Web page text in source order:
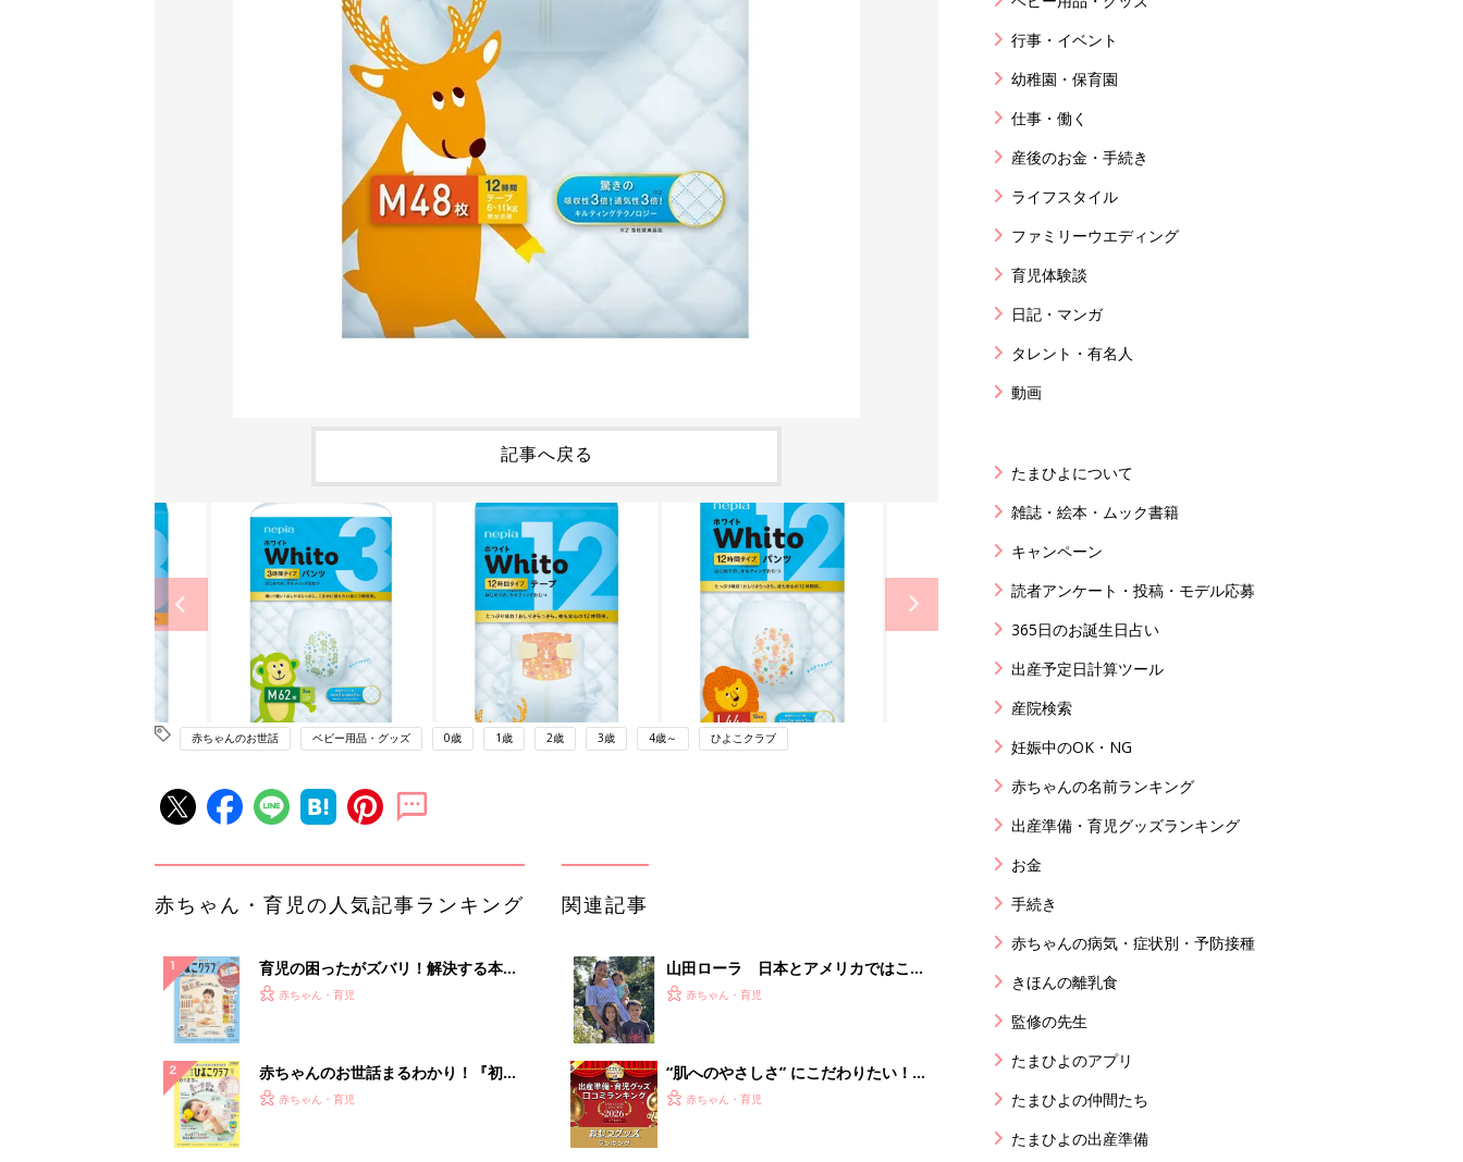
記事へ戻る
赤ちゃんのお世話 ベビー用品・グッズ 0歳 1歳 2歳 3歳 4歳～ ひよこクラブ
赤ちゃん・育児の人気記事ランキング
育児の困ったがズバリ！解決する本
『ひよこクラブ 秋号』 4カ月～2才
赤ちゃん・育児
赤ちゃんのお世話まるわかり！『初め
てのひよこクラブ 夏号』〈巻頭大特
赤ちゃん・育児
関連記事
山田ローラ 日本とアメリカではこん
なに違う！紙おむつ事情
赤ちゃん・育児
“肌へのやさしさ” にこだわりたい！
ママ・パパが選ぶおむつグッズ8選
赤ちゃん・育児
行事・イベント
幼稚園・保育園
仕事・働く
産後のお金・手続き
ライフスタイル
ファミリーウエディング
育児体験談
日記・マンガ
タレント・有名人
動画
たまひよについて
雑誌・絵本・ムック書籍
キャンペーン
読者アンケート・投稿・モデル応募
365日のお誕生日占い
出産予定日計算ツール
産院検索
妊娠中のOK・NG
赤ちゃんの名前ランキング
出産準備・育児グッズランキング
お金
手続き
赤ちゃんの病気・症状別・予防接種
きほんの離乳食
監修の先生
たまひよのアプリ
たまひよの仲間たち
たまひよの出産準備